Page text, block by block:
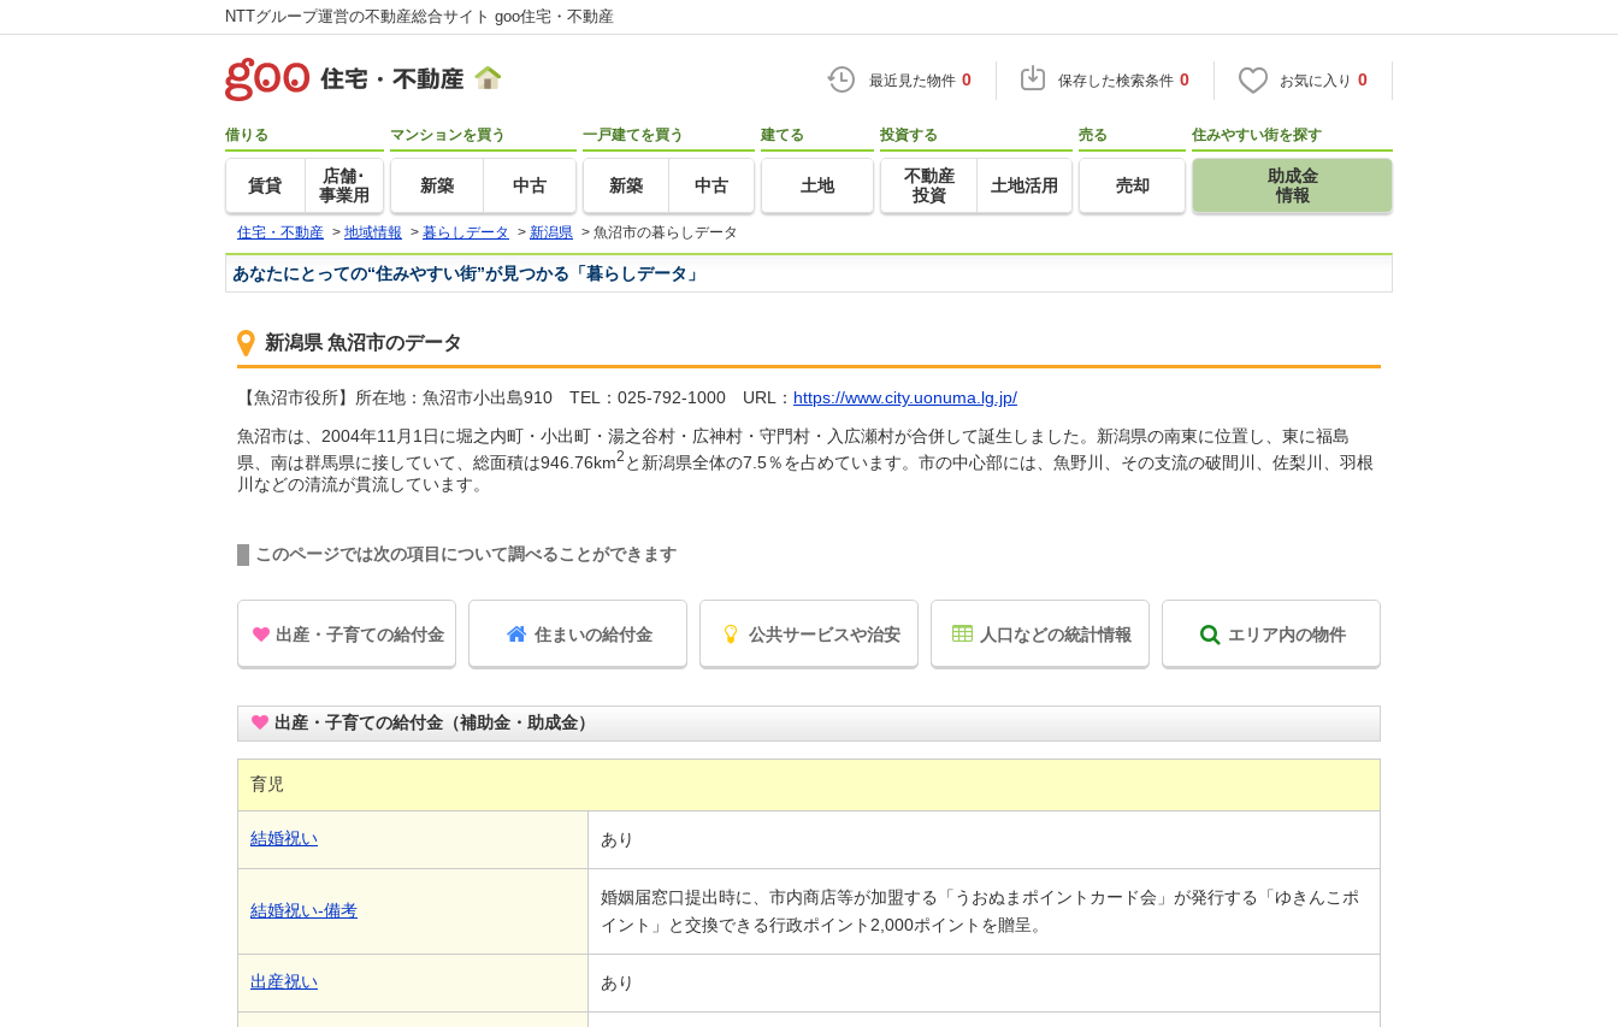
NTTグループ運営の不動産総合サイト goo住宅・不動産
最近見た物件 0 保存した検索条件 0 お気に入り 0
借りる
賃貸
店舗･
事業用
マンションを買う
新築 中古
一戸建てを買う
新築 中古
建てる
土地
投資する
不動産
投資
土地活用
売る
売却
住みやすい街を探す
助成金
情報
住宅・不動産 > 地域情報 > 暮らしデータ > 新潟県 > 魚沼市の暮らしデータ
あなたにとっての“住みやすい街”が見つかる「暮らしデータ」
新潟県 魚沼市のデータ
【魚沼市役所】所在地：魚沼市小出島910 TEL：025-792-1000 URL： https://www.city.uonuma.lg.jp/
魚沼市は、2004年11月1日に堀之内町・小出町・湯之谷村・広神村・守門村・入広瀬村が合併して誕生しました。新潟県の南東に位置し、東に福島
県、南は群馬県に接していて、総面積は946.76km2 と新潟県全体の7.5％を占めています。市の中心部には、魚野川、その支流の破間川、佐梨川、羽根
川などの清流が貫流しています。
このページでは次の項目について調べることができます
出産・子育ての給付金 住まいの給付金 公共サービスや治安 人口などの統計情報 エリア内の物件
出産・子育ての給付金（補助金・助成金）
育児
結婚祝い あり
結婚祝い-備考
婚姻届窓口提出時に、市内商店等が加盟する「うおぬまポイントカード会」が発行する「ゆきんこポ
イント」と交換できる行政ポイント2,000ポイントを贈呈。
出産祝い あり